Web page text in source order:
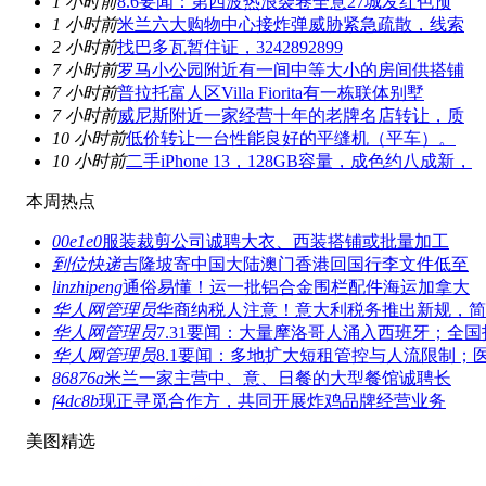
1 小时前米兰六大购物中心接炸弹威胁紧急疏散，线索
2 小时前找巴多瓦暂住证，3242892899
7 小时前罗马小公园附近有一间中等大小的房间供搭铺
7 小时前普拉托富人区Villa Fiorita有一栋联体别墅
7 小时前威尼斯附近一家经营十年的老牌名店转让，质
10 小时前低价转让一台性能良好的平缝机（平车）。
10 小时前二手iPhone 13，128GB容量，成色约八成新，
本周热点
00e1e0服装裁剪公司诚聘大衣、西装搭铺或批量加工
到位快递吉隆坡寄中国大陆澳门香港回国行李文件低至
linzhipeng通俗易懂！运一批铝合金围栏配件海运加拿大
华人网管理员华商纳税人注意！意大利税务推出新规，
华人网管理员7.31要闻：大量摩洛哥人涌入西班牙；全国
华人网管理员8.1要闻：多地扩大短租管控与人流限制；
86876a米兰一家主营中、意、日餐的大型餐馆诚聘长
f4dc8b现正寻觅合作方，共同开展炸鸡品牌经营业务
美图精选